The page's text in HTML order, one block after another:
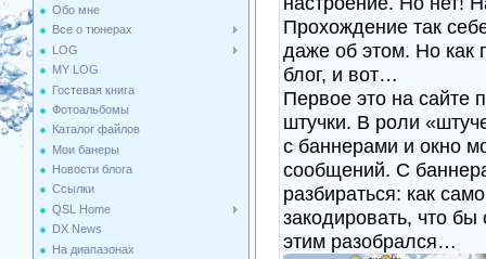
Обо мне
Все о тюнерах
LOG
MY LOG
Гостевая книга
Фотоальбомы
Каталог файлов
Мои банеры
Новости блога
Ссылки
QSL Home
DX News
На диапазонах
Прохождение так
даже об этом. Но как
блог, и вот…
Первое это на сайте
штучки. В роли
с баннерами и окно
сообщений. С
разбираться: как
закодировать, что
этим разобрался…